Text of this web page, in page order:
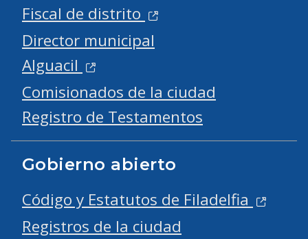
Fiscal de distrito
Director municipal
Alguacil
Comisionados de la ciudad
Registro de Testamentos
Gobierno abierto
Código y Estatutos de Filadelfia
Registros de la ciudad